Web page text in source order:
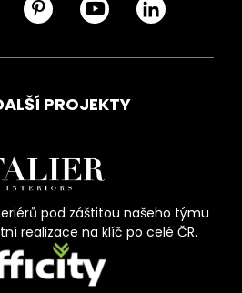
PROJEKTY
pod záštitou našeho týmu
realizace na klíč po celé ČR.